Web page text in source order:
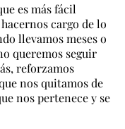
es más fácil
cargo de lo
llevamos meses o
queremos seguir
reforzamos
nos quitamos de
nos pertenece y se